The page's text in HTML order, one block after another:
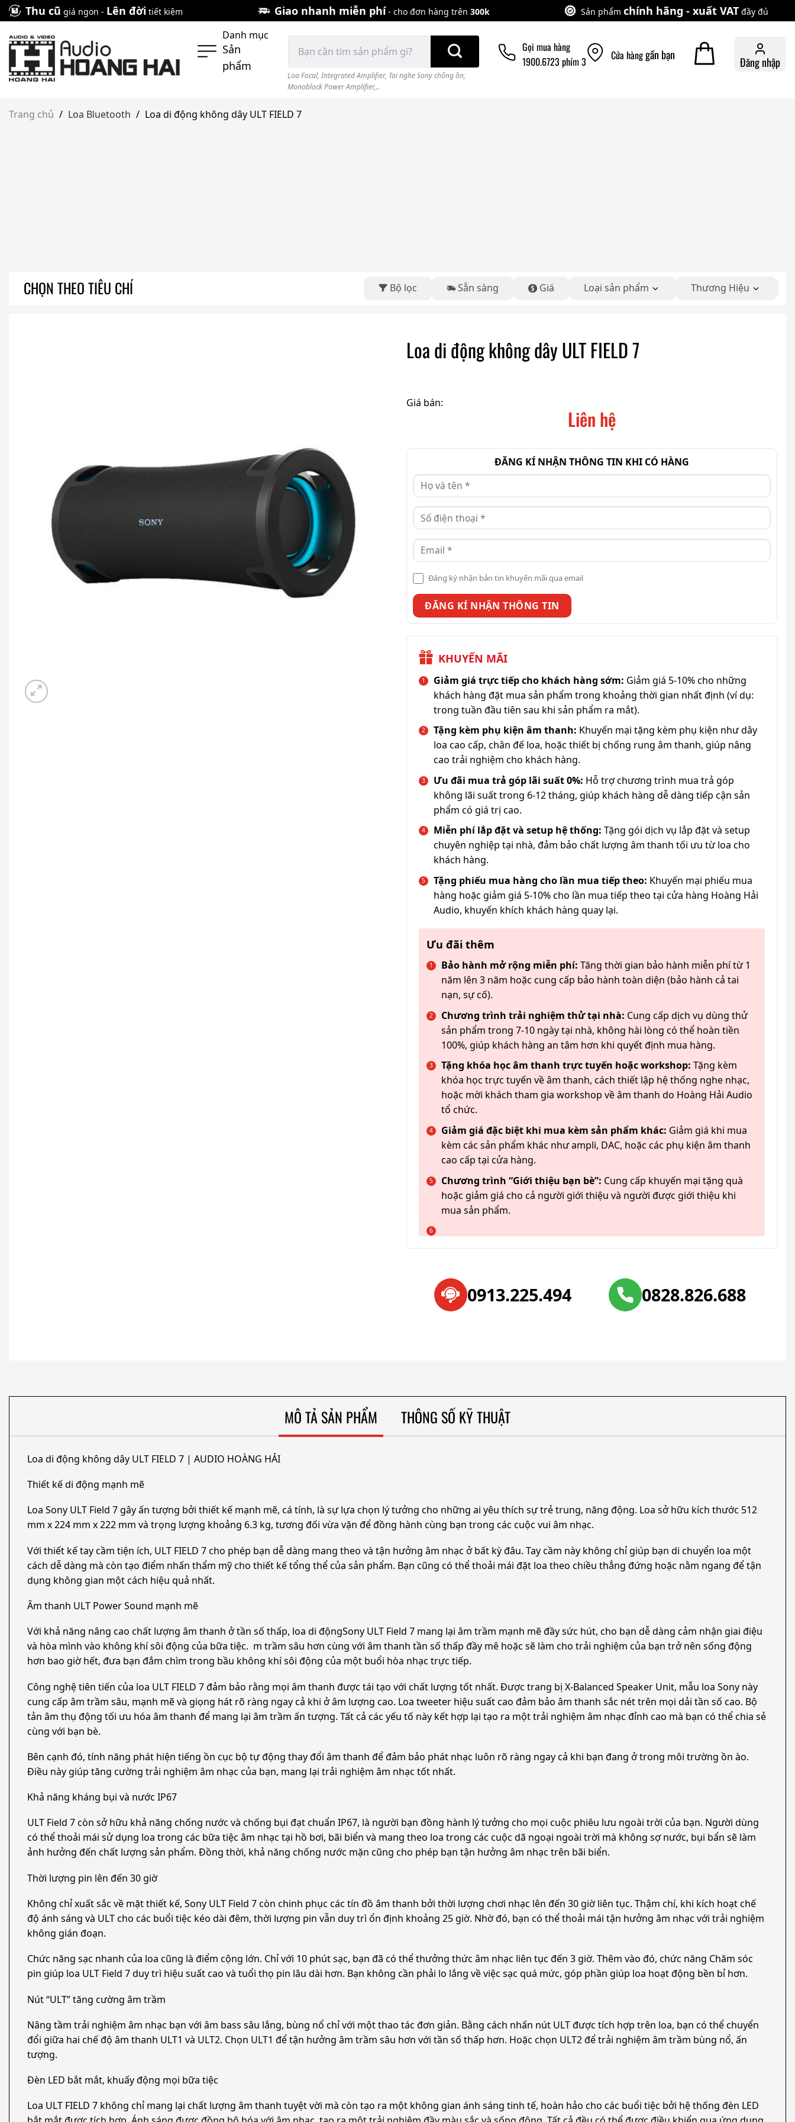
Skip
to
content
Thu cũ giá ngon - Lên đời tiết kiệm Giao nhanh miễn phí- cho đơn hàng trên 300k Sản phẩm chính hãng - xuất VAT đầy đủ
Danh mục
Sản
phẩm
kiếm:
Loa Focal, Integrated Amplifier, Tai nghe Sony chống ồn,
Monoblock Power Amplifier,..
Gọi mua hàng
1900.6723 phím 3
Cửa hànggần bạn Đăng nhập
Trang chủ / Loa Bluetooth / Loa di động không dây ULT FIELD 7
CHỌN THEO TIÊU CHÍ Bộ lọc Sẵn sàng Giá Loại sản phẩm Thương Hiệu
Loa di động không dây ULT FIELD 7
Giá bán:
Liên hệ
ĐĂNG KÍ NHẬN THÔNG TIN KHI CÓ HÀNG
Đăng ký nhận bản tin khuyến mãi qua email
KHUYẾN MÃI
Giảm giá trực tiếp cho khách hàng sớm: Giảm giá 5-10% cho những
khách hàng đặt mua sản phẩm trong khoảng thời gian nhất định (ví dụ:
trong tuần đầu tiên sau khi sản phẩm ra mắt).
Tặng kèm phụ kiện âm thanh: Khuyến mại tặng kèm phụ kiện như dây
loa cao cấp, chân đế loa, hoặc thiết bị chống rung âm thanh, giúp nâng
cao trải nghiệm cho khách hàng.
Ưu đãi mua trả góp lãi suất 0%: Hỗ trợ chương trình mua trả góp
không lãi suất trong 6-12 tháng, giúp khách hàng dễ dàng tiếp cận sản
phẩm có giá trị cao.
Miễn phí lắp đặt và setup hệ thống: Tặng gói dịch vụ lắp đặt và setup
chuyên nghiệp tại nhà, đảm bảo chất lượng âm thanh tối ưu từ loa cho
khách hàng.
Tặng phiếu mua hàng cho lần mua tiếp theo: Khuyến mại phiếu mua
hàng hoặc giảm giá 5-10% cho lần mua tiếp theo tại cửa hàng Hoàng Hải
Audio, khuyến khích khách hàng quay lại.
Ưu đãi thêm
Bảo hành mở rộng miễn phí: Tăng thời gian bảo hành miễn phí từ 1
năm lên 3 năm hoặc cung cấp bảo hành toàn diện (bảo hành cả tai
nạn, sự cố).
Chương trình trải nghiệm thử tại nhà: Cung cấp dịch vụ dùng thử
sản phẩm trong 7-10 ngày tại nhà, không hài lòng có thể hoàn tiền
100%, giúp khách hàng an tâm hơn khi quyết định mua hàng.
Tặng khóa học âm thanh trực tuyến hoặc workshop: Tặng kèm
khóa học trực tuyến về âm thanh, cách thiết lập hệ thống nghe nhạc,
hoặc mời khách tham gia workshop về âm thanh do Hoàng Hải Audio
tổ chức.
Giảm giá đặc biệt khi mua kèm sản phẩm khác: Giảm giá khi mua
kèm các sản phẩm khác như ampli, DAC, hoặc các phụ kiện âm thanh
cao cấp tại cửa hàng.
Chương trình “Giới thiệu bạn bè”: Cung cấp khuyến mại tặng quà
hoặc giảm giá cho cả người giới thiệu và người được giới thiệu khi
mua sản phẩm.
0913.225.494 0828.826.688
MÔ TẢ SẢN PHẨM THÔNG SỐ KỸ THUẬT
Loa di động không dây ULT FIELD 7 | AUDIO HOÀNG HẢI
Thiết kế di động mạnh mẽ
Loa Sony ULT Field 7 gây ấn tượng bởi thiết kế mạnh mẽ, cá tính, là sự lựa chọn lý tưởng cho những ai yêu thích sự trẻ trung, năng động. Loa sở hữu kích thước 512
mm x 224 mm x 222 mm và trọng lượng khoảng 6.3 kg, tương đối vừa vặn để đồng hành cùng bạn trong các cuộc vui âm nhạc.
Với thiết kế tay cầm tiện ích, ULT FIELD 7 cho phép bạn dễ dàng mang theo và tận hưởng âm nhạc ở bất kỳ đâu. Tay cầm này không chỉ giúp bạn di chuyển loa một
cách dễ dàng mà còn tạo điểm nhấn thẩm mỹ cho thiết kế tổng thể của sản phẩm. Bạn cũng có thể thoải mái đặt loa theo chiều thẳng đứng hoặc nằm ngang để tận
dụng không gian một cách hiệu quả nhất.
Âm thanh ULT Power Sound mạnh mẽ
Với khả năng nâng cao chất lượng âm thanh ở tần số thấp, loa di độngSony ULT Field 7 mang lại âm trầm mạnh mẽ đầy sức hút, cho bạn dễ dàng cảm nhận giai điệu
và hòa mình vào không khí sôi động của bữa tiệc. m trầm sâu hơn cùng với âm thanh tần số thấp đầy mê hoặc sẽ làm cho trải nghiệm của bạn trở nên sống động
hơn bao giờ hết, đưa bạn đắm chìm trong bầu không khí sôi động của một buổi hòa nhạc trực tiếp.
Công nghệ tiên tiến của loa ULT FIELD 7 đảm bảo rằng mọi âm thanh được tái tạo với chất lượng tốt nhất. Được trang bị X-Balanced Speaker Unit, mẫu loa Sony này
cung cấp âm trầm sâu, mạnh mẽ và giọng hát rõ ràng ngay cả khi ở âm lượng cao. Loa tweeter hiệu suất cao đảm bảo âm thanh sắc nét trên mọi dải tần số cao. Bộ
tản âm thụ động tối ưu hóa âm thanh để mang lại âm trầm ấn tượng. Tất cả các yếu tố này kết hợp lại tạo ra một trải nghiệm âm nhạc đỉnh cao mà bạn có thể chia sẻ
cùng với bạn bè.
Bên cạnh đó, tính năng phát hiện tiếng ồn cục bộ tự động thay đổi âm thanh để đảm bảo phát nhạc luôn rõ ràng ngay cả khi bạn đang ở trong môi trường ồn ào.
Điều này giúp tăng cường trải nghiệm âm nhạc của bạn, mang lại trải nghiệm âm nhạc tốt nhất.
Khả năng kháng bụi và nước IP67
ULT Field 7 còn sở hữu khả năng chống nước và chống bụi đạt chuẩn IP67, là người bạn đồng hành lý tưởng cho mọi cuộc phiêu lưu ngoài trời của bạn. Người dùng
có thể thoải mái sử dụng loa trong các bữa tiệc âm nhạc tại hồ bơi, bãi biển và mang theo loa trong các cuộc dã ngoại ngoài trời mà không sợ nước, bụi bẩn sẽ làm
ảnh hưởng đến chất lượng sản phẩm. Đồng thời, khả năng chống nước mặn cũng cho phép bạn tận hưởng âm nhạc trên bãi biển.
Thời lượng pin lên đến 30 giờ
Không chỉ xuất sắc về mặt thiết kế, Sony ULT Field 7 còn chinh phục các tín đồ âm thanh bởi thời lượng chơi nhạc lên đến 30 giờ liên tục. Thậm chí, khi kích hoạt chế
độ ánh sáng và ULT cho các buổi tiệc kéo dài đêm, thời lượng pin vẫn duy trì ổn định khoảng 25 giờ. Nhờ đó, bạn có thể thoải mái tận hưởng âm nhạc với trải nghiệm
không gián đoạn.
Chức năng sạc nhanh của loa cũng là điểm cộng lớn. Chỉ với 10 phút sạc, bạn đã có thể thưởng thức âm nhạc liên tục đến 3 giờ. Thêm vào đó, chức năng Chăm sóc
pin giúp loa ULT Field 7 duy trì hiệu suất cao và tuổi thọ pin lâu dài hơn. Bạn không cần phải lo lắng về việc sạc quá mức, góp phần giúp loa hoạt động bền bỉ hơn.
Nút “ULT” tăng cường âm trầm
Nâng tầm trải nghiệm âm nhạc bạn với âm bass sâu lắng, bùng nổ chỉ với một thao tác đơn giản. Bằng cách nhấn nút ULT được tích hợp trên loa, bạn có thể chuyển
đổi giữa hai chế độ âm thanh ULT1 và ULT2. Chọn ULT1 để tận hưởng âm trầm sâu hơn với tần số thấp hơn. Hoặc chọn ULT2 để trải nghiệm âm trầm bùng nổ, ấn
tượng.
Đèn LED bắt mắt, khuấy động mọi bữa tiệc
Loa ULT FIELD 7 không chỉ mang lại chất lượng âm thanh tuyệt vời mà còn tạo ra một không gian ánh sáng tinh tế, hoàn hảo cho các buổi tiệc bởi hệ thống đèn LED